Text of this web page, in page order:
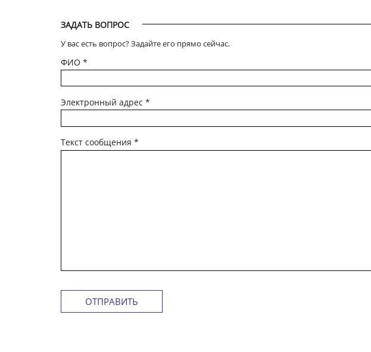
ЗАДАТЬ ВОПРОС
У вас есть вопрос? Задайте его прямо сейчас.
ФИО *
Электронный адрес *
Текст сообщения *